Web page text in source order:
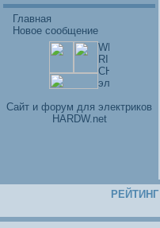
Главная
Новое сообщение
Cайт и форум для электриков
HARDW.net
РЕЙТИНГ